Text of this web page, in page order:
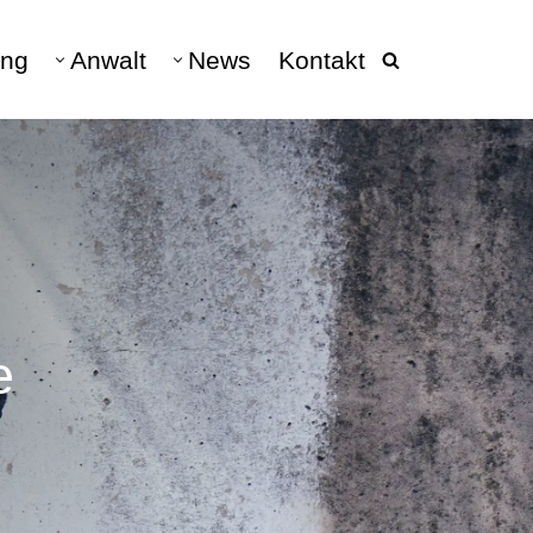
040 - 228 682 10
DATENSCHUTZ
Datenschutz & Datenschutzrecht
DSGVO
Datenschutz Anwalt
Verarbeitungsverzeichnis
Vertretung DSGVO-Auskunft
Auskunftsanspruch &
Schadensersatz
Anwalt News Kontakt